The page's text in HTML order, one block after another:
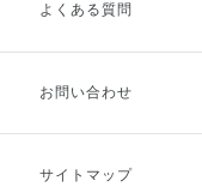
ご利用ガイドトップ
お支払方法
キャンセル・返品・交換
よくある質問
お問い合わせ
サイトマップ